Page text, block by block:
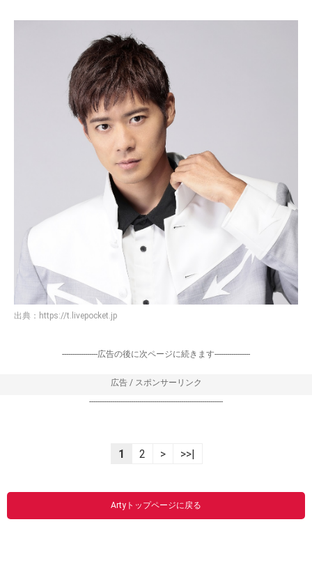
出典： https://t.livepocket.jp
-----------------広告の後に次ページに続きます-----------------
広告 / スポンサーリンク
----------------------------------------------------------------
1 2 > >>|
Artyトップページに戻る